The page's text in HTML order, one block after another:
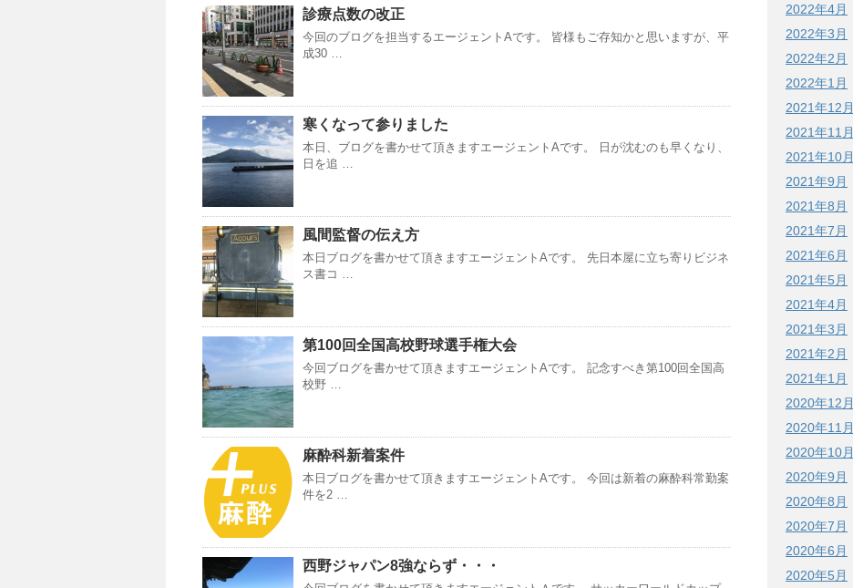
診療点数の改正
今回のブログを担当するエージェントAです。 皆様もご存知かと思いますが、平
成30 …
寒くなって参りました
本日、ブログを書かせて頂きますエージェントAです。 日が沈むのも早くなり、
日を追 …
風間監督の伝え方
本日ブログを書かせて頂きますエージェントAです。 先日本屋に立ち寄りビジネ
ス書コ …
第100回全国高校野球選手権大会
今回ブログを書かせて頂きますエージェントAです。 記念すべき第100回全国高
校野 …
麻酔科新着案件
本日ブログを書かせて頂きますエージェントAです。 今回は新着の麻酔科常勤案
件を2 …
西野ジャパン8強ならず・・・
2022年4月
2022年3月
2022年2月
2022年1月
2021年12月
2021年11月
2021年10月
2021年9月
2021年8月
2021年7月
2021年6月
2021年5月
2021年4月
2021年3月
2021年2月
2021年1月
2020年12月
2020年11月
2020年10月
2020年9月
2020年8月
2020年7月
2020年6月
2020年5月